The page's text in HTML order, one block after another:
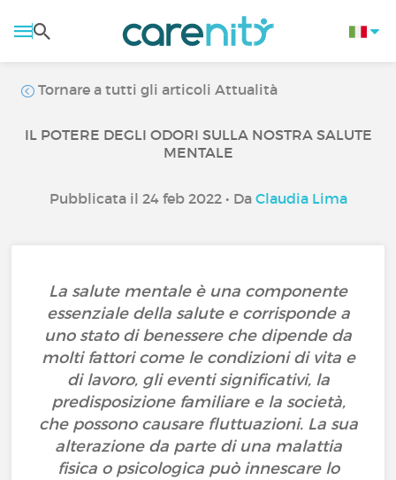
Tornare a tutti gli articoli Attualità
IL POTERE DEGLI ODORI SULLA NOSTRA SALUTE
MENTALE
Pubblicata il 24 feb 2022 • Da Claudia Lima
La salute mentale è una componente
essenziale della salute e corrisponde a
uno stato di benessere che dipende da
molti fattori come le condizioni di vita e
di lavoro, gli eventi significativi, la
predisposizione familiare e la società,
che possono causare fluttuazioni. La sua
alterazione da parte di una malattia
fisica o psicologica può innescare lo